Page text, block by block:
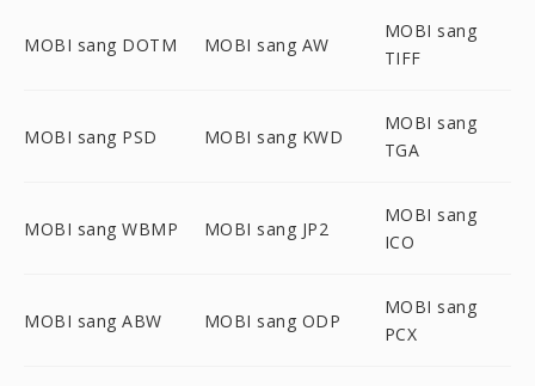
MOBI sang DOTM MOBI sang AW
MOBI sang
TIFF
MOBI sang PSD MOBI sang KWD
MOBI sang
TGA
MOBI sang WBMP MOBI sang JP2
MOBI sang
ICO
MOBI sang ABW MOBI sang ODP
MOBI sang
PCX